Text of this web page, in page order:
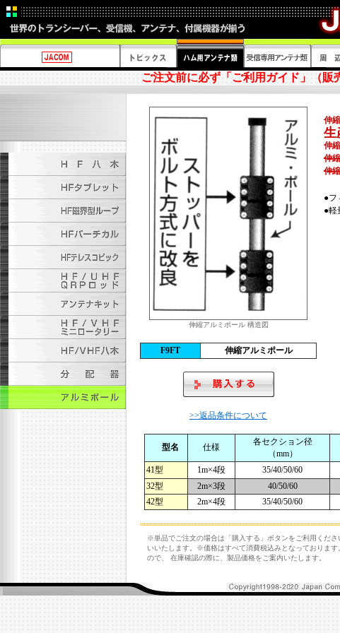
ご注文前に必ず「ご利用ガイド」（販
伸縮アルミポール 構造図
F9FT 伸縮アルミポール
>>返品条件について
伸
生
伸
伸
伸
●フ
●軽
型名 仕様
各セクション径
（mm）
41型
1m×4段 35/40/50/60
32型
2m×3段 40/50/60
42型
2m×4段 35/40/50/60
※単品でご注文の場合は「購入する」ボタンをご利用くだ
いいたします。※価格はすべて消費税込みとなっておりま
ので、 在庫確認の際に、製品価格をご案内いたします。